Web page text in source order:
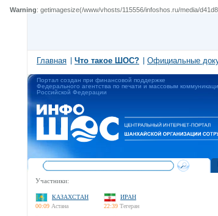
Warning: getimagesize(/www/vhosts/115556/infoshos.ru/media/
Главная Что такое ШОС? Официальные
Портал создан при финансовой поддержке
Федерального агентства по печати и массовым
Российской Федерации
Участники:
КАЗАХСТАН
00:09 Астана
ИРАН
22:39 Тегеран